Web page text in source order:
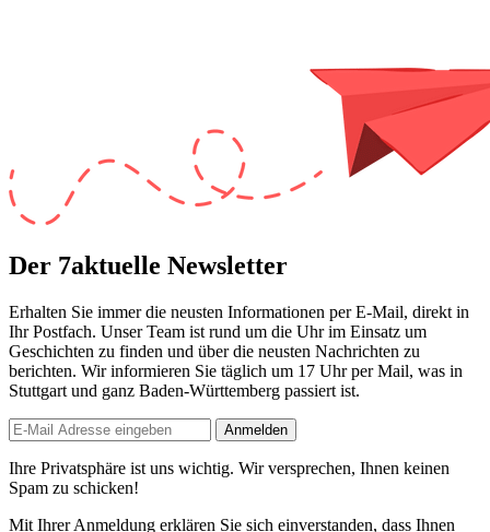
Der 7aktuelle Newsletter
Erhalten Sie immer die neusten Informationen per E-Mail, direkt in
Ihr Postfach. Unser Team ist rund um die Uhrim Einsatz um
Geschichten zu finden und über die neusten Nachrichten zu
berichten. Wir informieren Sie täglich um 17 Uhrper Mail, was in
Stuttgart und ganz Baden-Württemberg passiert ist.
Anmelden
Ihre Privatsphäre ist uns wichtig. Wir versprechen, Ihnen keinen
Spam zu schicken!
Mit Ihrer Anmeldung erklären Sie sich einverstanden, dass Ihnen